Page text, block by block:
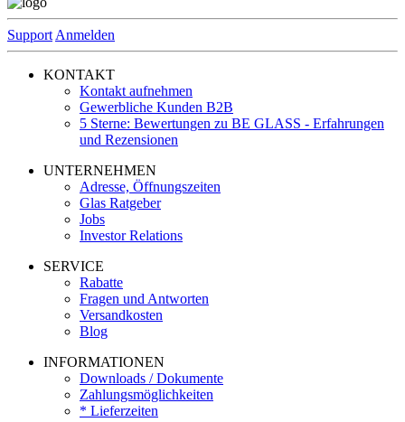
Support Anmelden
KONTAKT
Kontakt aufnehmen
Gewerbliche Kunden B2B
5 Sterne: Bewertungen zu BE GLASS - Erfahrungen
und Rezensionen
UNTERNEHMEN
Adresse, Öffnungszeiten
Glas Ratgeber
Jobs
Investor Relations
SERVICE
Rabatte
Fragen und Antworten
Versandkosten
Blog
INFORMATIONEN
Downloads / Dokumente
Zahlungsmöglichkeiten
* Lieferzeiten